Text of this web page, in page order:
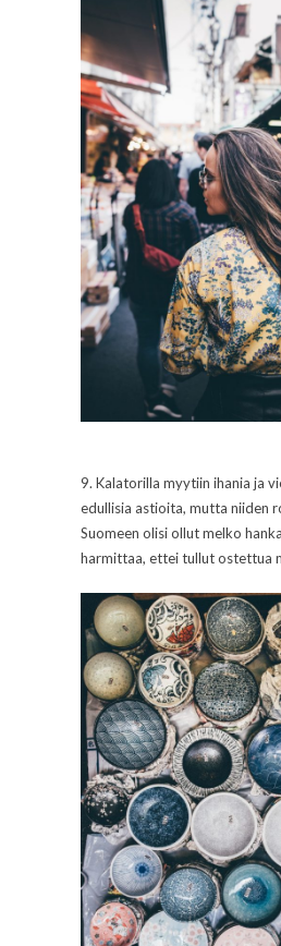
9. Kalatorilla myytiin ihania ja
edullisia astioita, mutta niiden
Suomeen olisi ollut melko
harmittaa, ettei tullut ostettua